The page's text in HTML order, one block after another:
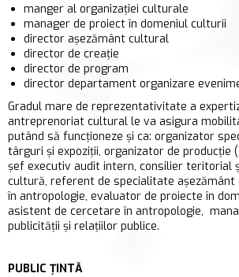
manger al organizaţiei culturale
manager de proiect în domeniul culturii
director aşezământ cultural
director de creaţie
director de program
director departament organizare
Gradul mare de reprezentativitate a
antreprenoriat cultural le va asigura
putând să funcţioneze şi ca: organizator
târguri şi expoziţii, organizator de producţie
şef executiv audit intern, consilier teritorial
cultură, referent de specialitate
în antropologie, evaluator de proiecte în
asistent de cercetare în antropologie,
publicităţii şi relaţiilor publice.
PUBLIC ȚINTĂ